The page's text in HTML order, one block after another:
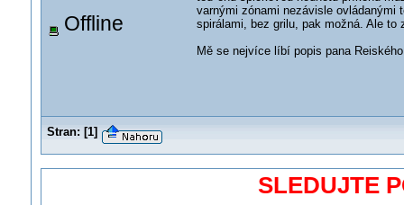
Offline
varnými zónami nezávisle ovládanými
spirálami, bez grilu, pak možná. Ale to
Mě se nejvíce líbí popis pana
Stran: [1]
SLEDUJTE